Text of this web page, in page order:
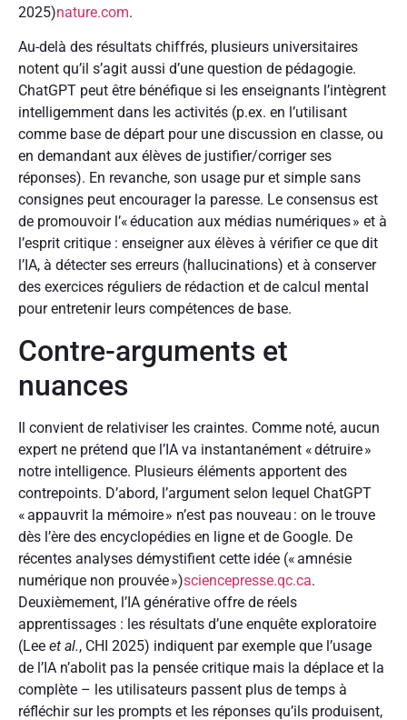
2025)nature.com.
Au-delà des résultats chiffrés, plusieurs universitaires
notent qu’il s’agit aussi d’une question de pédagogie.
ChatGPT peut être bénéfique si les enseignants l’intègrent
intelligemment dans les activités (p.ex. en l’utilisant
comme base de départ pour une discussion en classe, ou
en demandant aux élèves de justifier/corriger ses
réponses). En revanche, son usage pur et simple sans
consignes peut encourager la paresse. Le consensus est
de promouvoir l’« éducation aux médias numériques » et à
l’esprit critique : enseigner aux élèves à vérifier ce que dit
l’IA, à détecter ses erreurs (hallucinations) et à conserver
des exercices réguliers de rédaction et de calcul mental
pour entretenir leurs compétences de base.
Contre-arguments et
nuances
Il convient de relativiser les craintes. Comme noté, aucun
expert ne prétend que l’IA va instantanément « détruire »
notre intelligence. Plusieurs éléments apportent des
contrepoints. D’abord, l’argument selon lequel ChatGPT
« appauvrit la mémoire » n’est pas nouveau : on le trouve
dès l’ère des encyclopédies en ligne et de Google. De
récentes analyses démystifient cette idée (« amnésie
numérique non prouvée »)sciencepresse.qc.ca.
Deuxièmement, l’IA générative offre de réels
apprentissages : les résultats d’une enquête exploratoire
(Lee et al., CHI 2025) indiquent par exemple que l’usage
de l’IA n’abolit pas la pensée critique mais la déplace et la
complète – les utilisateurs passent plus de temps à
réfléchir sur les prompts et les réponses qu’ils produisent,